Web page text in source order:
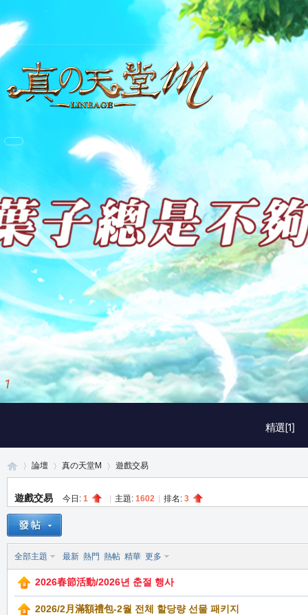
精選[1]
2 / 3
»
論壇
›
真の天堂M 遊戲交易
遊戲交易 今日: 1 主題: 1602 排名: 3
全部主題 最新 熱門 熱帖 精華 更多
2026春節活動/2026년 춘절 행사
2026/2月滿額禮包-2월 전체 할당량 선물 패키지